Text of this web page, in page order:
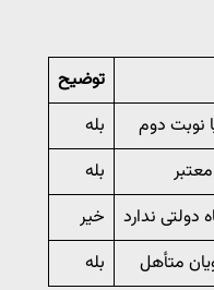
توضیح
نوبت دوم
بله
بله
دولتی ندارد
خیر
متأهل
بله